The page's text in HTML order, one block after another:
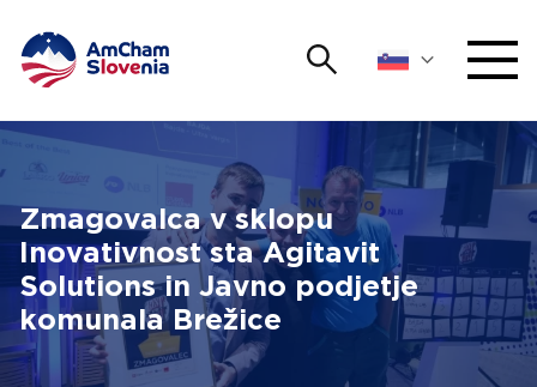
Išči
DOGODKI IN MREŽENJE
ZAGOVORNIŠTVO
AmChamYOUNG
MEDNARODNO SODELOVANJE
Iskalni niz
Išči
Zmagovalca v sklopu
Inovativnost sta Agitavit
Solutions in Javno podjetje
komunala Brežice